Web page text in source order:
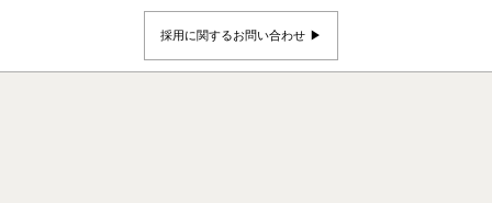
採用に関するお問い合わせ ▶︎